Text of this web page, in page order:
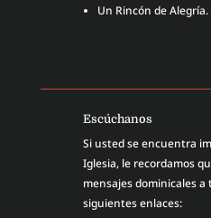
Un Rincón de Alegría.
Escúchanos
Si usted se encuentra
Iglesia, le recordamos
mensajes dominicales
siguientes enlaces: